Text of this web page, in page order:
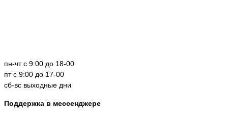
пн-чт с 9:00 до 18-00
пт с 9:00 до 17-00
сб-вс выходные дни
Поддержка в мессенджере